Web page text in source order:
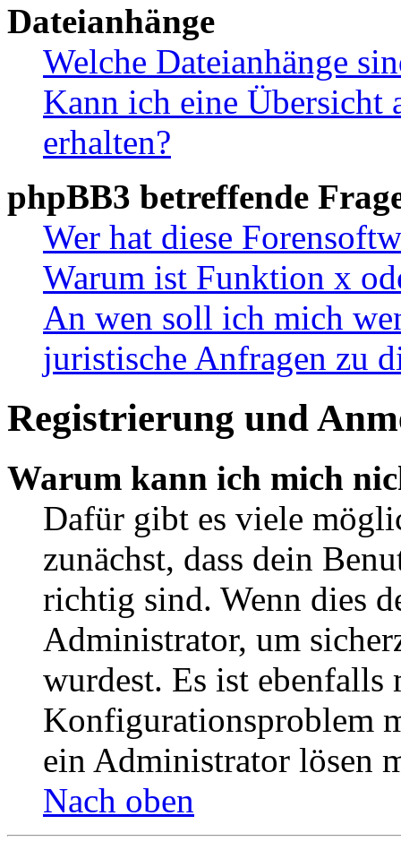
Dateianhänge
Welche Dateianhänge
Kann ich eine Übersicht
erhalten?
phpBB3 betreffende
Wer hat diese
Warum ist Funktion x
An wen soll ich mich
juristische Anfragen zu
Registrierung und
Warum kann ich mich
Dafür gibt es viele
zunächst, dass dein
richtig sind. Wenn dies
Administrator, um
wurdest. Es ist ebenfalls
Konfigurationsproblem
ein Administrator lösen
Nach oben